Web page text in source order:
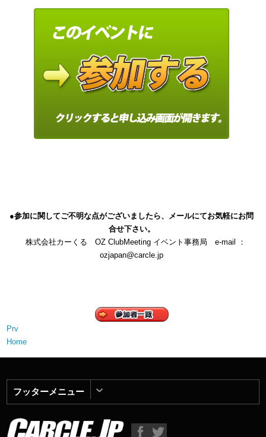
●参加に関してご不明な点がございましたら、メールにてお気軽にお問
合せ下さい。
株式会社カーくる OZ ClubMeeting イベント事務局 e-mail ：
ozjapan@carcle.jp
Prv
Home
フッターメニュー